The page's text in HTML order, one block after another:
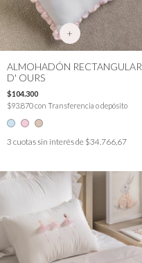
+
ALMOHADÓN RECTANGULAR
D' OURS
$104.300
$93.870con Transferencia o depósito
3 cuotas sin interés de $34.766,67